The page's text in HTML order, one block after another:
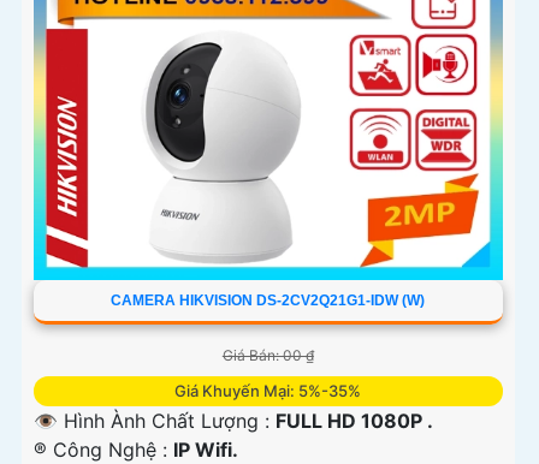
CAMERA HIKVISION DS-2CV2Q21G1-IDW (W)
Giá Bán: 00 ₫
Giá Khuyến Mại: 5%-35%
👁 Hình Ành Chất Lượng : FULL HD 1080P .
®️ Công Nghệ : IP Wifi.